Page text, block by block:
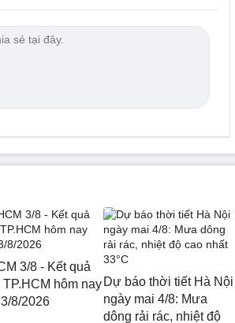
3/8 - Kết quả
TP.HCM hôm nay
8/2026
Dự báo thời tiết Hà Nội
ngày mai 4/8: Mưa
dông rải rác, nhiệt độ